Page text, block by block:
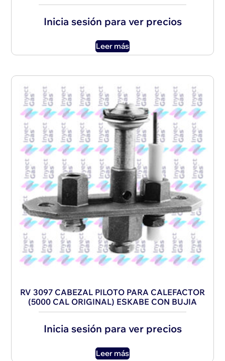
Inicia sesión para ver precios
Leer más
RV 3097 CABEZAL PILOTO PARA CALEFACTOR
(5000 CAL ORIGINAL) ESKABE CON BUJIA
Inicia sesión para ver precios
Leer más